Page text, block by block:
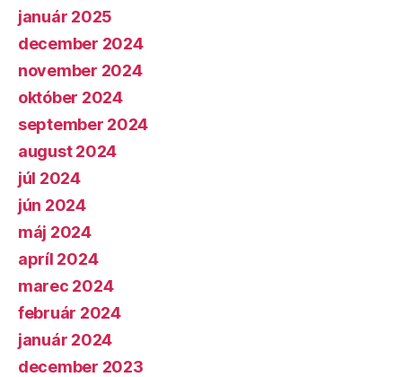
január 2025
december 2024
november 2024
október 2024
september 2024
august 2024
júl 2024
jún 2024
máj 2024
apríl 2024
marec 2024
február 2024
január 2024
december 2023